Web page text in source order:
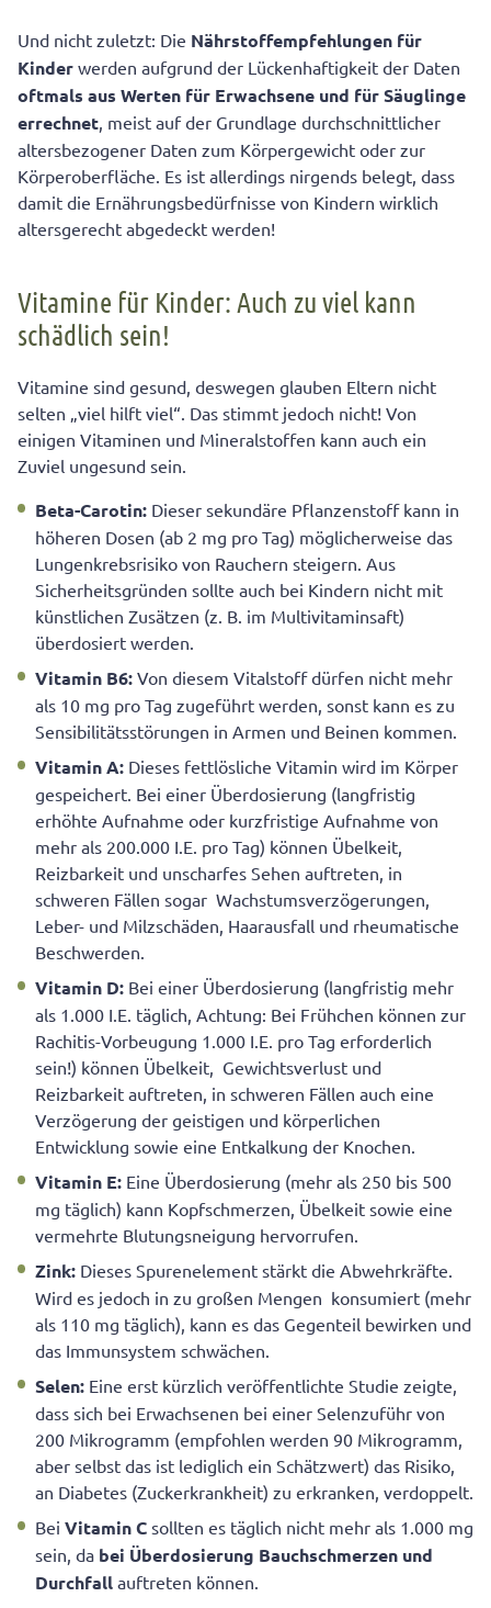
Und nicht zuletzt: Die Nährstoffempfehlungen für
Kinder werden aufgrund der Lückenhaftigkeit der Daten
oftmals aus Werten für Erwachsene und für Säuglinge
errechnet, meist auf der Grundlage durchschnittlicher
altersbezogener Daten zum Körpergewicht oder zur
Körperoberfläche. Es ist allerdings nirgends belegt, dass
damit die Ernährungsbedürfnisse von Kindern wirklich
altersgerecht abgedeckt werden!
Vitamine für Kinder: Auch zu viel kann
schädlich sein!
Vitamine sind gesund, deswegen glauben Eltern nicht
selten „viel hilft viel“. Das stimmt jedoch nicht! Von
einigen Vitaminen und Mineralstoffen kann auch ein
Zuviel ungesund sein.
Beta-Carotin: Dieser sekundäre Pflanzenstoff kann in
höheren Dosen (ab 2 mg pro Tag) möglicherweise das
Lungenkrebsrisiko von Rauchern steigern. Aus
Sicherheitsgründen sollte auch bei Kindern nicht mit
künstlichen Zusätzen (z. B. im Multivitaminsaft)
überdosiert werden.
Vitamin B6: Von diesem Vitalstoff dürfen nicht mehr
als 10 mg pro Tag zugeführt werden, sonst kann es zu
Sensibilitätsstörungen in Armen und Beinen kommen.
Vitamin A: Dieses fettlösliche Vitamin wird im Körper
gespeichert. Bei einer Überdosierung (langfristig
erhöhte Aufnahme oder kurzfristige Aufnahme von
mehr als 200.000 I.E. pro Tag) können Übelkeit,
Reizbarkeit und unscharfes Sehen auftreten, in
schweren Fällen sogar Wachstumsverzögerungen,
Leber- und Milzschäden, Haarausfall und rheumatische
Beschwerden.
Vitamin D: Bei einer Überdosierung (langfristig mehr
als 1.000 I.E. täglich, Achtung: Bei Frühchen können zur
Rachitis-Vorbeugung 1.000 I.E. pro Tag erforderlich
sein!) können Übelkeit, Gewichtsverlust und
Reizbarkeit auftreten, in schweren Fällen auch eine
Verzögerung der geistigen und körperlichen
Entwicklung sowie eine Entkalkung der Knochen.
Vitamin E: Eine Überdosierung (mehr als 250 bis 500
mg täglich) kann Kopfschmerzen, Übelkeit sowie eine
vermehrte Blutungsneigung hervorrufen.
Zink: Dieses Spurenelement stärkt die Abwehrkräfte.
Wird es jedoch in zu großen Mengen konsumiert (mehr
als 110 mg täglich), kann es das Gegenteil bewirken und
das Immunsystem schwächen.
Selen: Eine erst kürzlich veröffentlichte Studie zeigte,
dass sich bei Erwachsenen bei einer Selenzuführ von
200 Mikrogramm (empfohlen werden 90 Mikrogramm,
aber selbst das ist lediglich ein Schätzwert) das Risiko,
an Diabetes (Zuckerkrankheit) zu erkranken, verdoppelt.
Bei Vitamin C sollten es täglich nicht mehr als 1.000 mg
sein, da bei Überdosierung Bauchschmerzen und
Durchfall auftreten können.